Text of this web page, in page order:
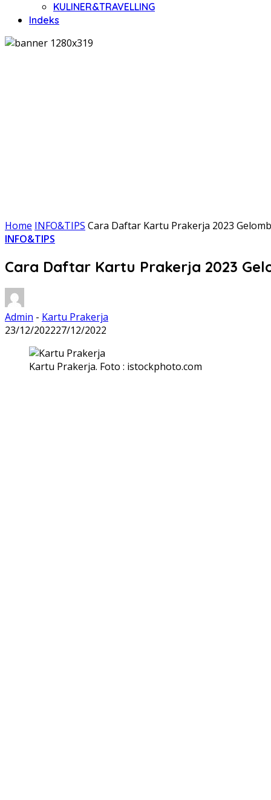
KULINER&TRAVELLING
Indeks
Home INFO&TIPS Cara Daftar Kartu Prakerja 2023
INFO&TIPS
Cara Daftar Kartu Prakerja 2023
Admin - Kartu Prakerja
23/12/202227/12/2022
Kartu Prakerja. Foto : istockphoto.com